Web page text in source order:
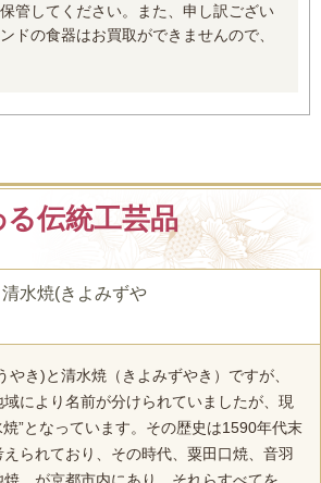
管してください。また、申し訳ござい
ドの食器はお買取ができませんので、
伝統工芸品
水焼(きよみずや
やき)と清水焼（きよみずやき）ですが、
により名前が分けられていましたが、現
”となっています。その歴史は1590年代末
られており、その時代、粟田口焼、音羽
、が京都市内にあり、それらすべてを